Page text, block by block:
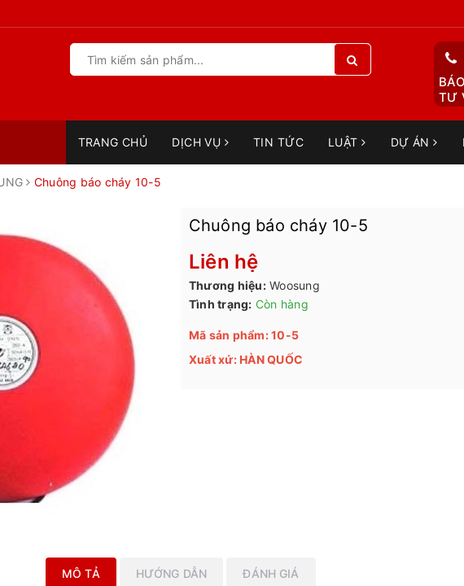
TƯ
TRANG CHỦ DỊCH VỤ TIN TỨC LUẬT DỰ ÁN
Chuông báo cháy 10-5
Chuông báo cháy 10-5
Liên hệ
Thương hiệu: Woosung
Tình trạng: Còn hàng
Mã sản phẩm: 10-5
Xuất xứ: HÀN QUỐC
MÔ TẢ HƯỚNG DẪN ĐÁNH GIÁ